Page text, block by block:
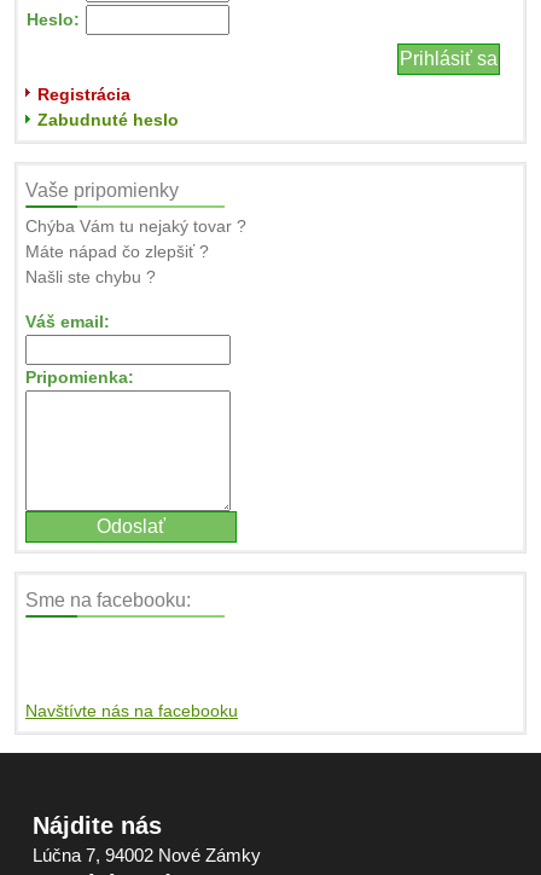
Heslo:
Registrácia
Zabudnuté heslo
Vaše pripomienky
Chýba Vám tu nejaký tovar ?
Máte nápad čo zlepšiť ?
Našli ste chybu ?
Váš email:
Pripomienka:
Sme na facebooku:
Navštívte nás na facebooku
Nájdite nás
Lúčna 7, 94002 Nové Zámky